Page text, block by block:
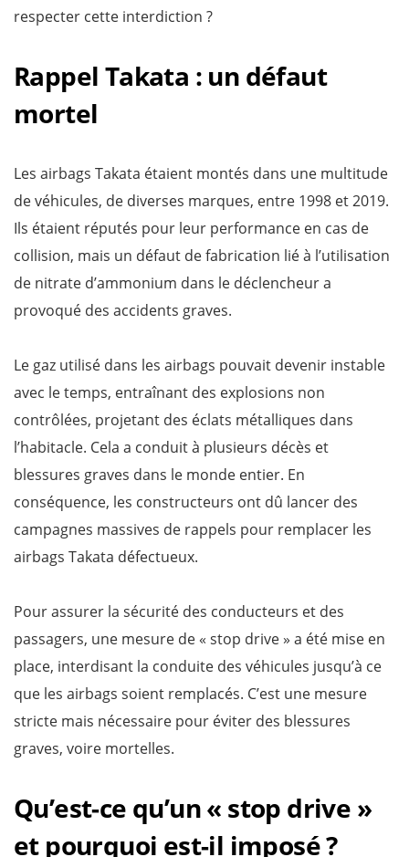
respecter cette interdiction ?
Rappel Takata : un défaut
mortel
Les airbags Takata étaient montés dans une multitude
de véhicules, de diverses marques, entre 1998 et 2019.
Ils étaient réputés pour leur performance en cas de
collision, mais un défaut de fabrication lié à l’utilisation
de nitrate d’ammonium dans le déclencheur a
provoqué des accidents graves.
Le gaz utilisé dans les airbags pouvait devenir instable
avec le temps, entraînant des explosions non
contrôlées, projetant des éclats métalliques dans
l’habitacle. Cela a conduit à plusieurs décès et
blessures graves dans le monde entier. En
conséquence, les constructeurs ont dû lancer des
campagnes massives de rappels pour remplacer les
airbags Takata défectueux.
Pour assurer la sécurité des conducteurs et des
passagers, une mesure de « stop drive » a été mise en
place, interdisant la conduite des véhicules jusqu’à ce
que les airbags soient remplacés. C’est une mesure
stricte mais nécessaire pour éviter des blessures
graves, voire mortelles.
Qu’est-ce qu’un « stop drive »
et pourquoi est-il imposé ?